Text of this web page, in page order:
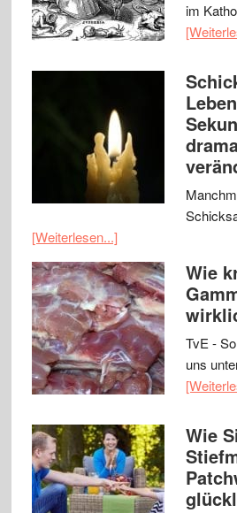
im
[Weiterlesen...]
Wie
TvE -
uns
Wie